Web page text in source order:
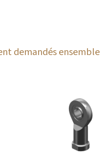
demandés ensemble